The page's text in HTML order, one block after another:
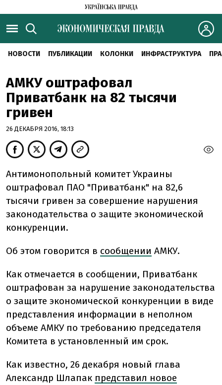
НОВОСТИ ПУБЛИКАЦИИ КОЛОНКИ ИНФРАСТРУКТУРА
АМКУ оштрафовал
Приватбанк на 82 тысячи
гривен
26 ДЕКАБРЯ 2016, 18:13
Антимонопольный комитет Украины
оштрафовал ПАО "Приватбанк" на 82,6
тысячи гривен за совершение нарушения
законодательства о защите экономической
конкуренции.
Об этом говорится в сообщении АМКУ.
Как отмечается в сообщении, Приватбанк
оштрафован за нарушение законодательства
о защите экономической конкуренции в виде
представления информации в неполном
объеме АМКУ по требованию председателя
Комитета в установленный им срок.
Как известно, 26 декабря новый глава
Александр Шлапак представил новое